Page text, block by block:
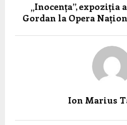
„Inocența”,
Gordan la Opera
Ion Marius